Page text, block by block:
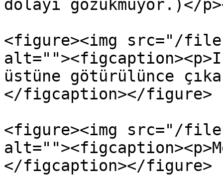
dolayı gözükmüyor.)</
<figure><img src="/
üstüne götürülünce
</figcaption></figure>
<figure><img src="/
</figcaption></figure>